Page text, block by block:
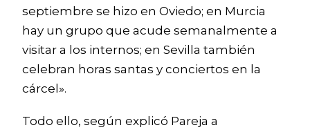
septiembre se hizo en Oviedo; en Murcia
hay un grupo que acude semanalmente a
visitar a los internos; en Sevilla también
celebran horas santas y conciertos en la
cárcel».
Todo ello, según explicó Pareja a